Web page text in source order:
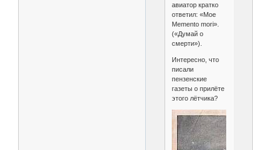
авиатор кратко
ответил: «Мое
Mеmеnto mori».
(«Думай о
смерти»).
Интересно, что
писали
пензенские
газеты о прилёте
этого лётчика?